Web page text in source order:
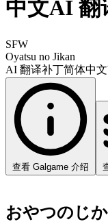
中文AI 翻
SFW
Oyatsu no Jikan
AI 翻译补丁简体中文
查看 Galgame 介绍
おやつのじ